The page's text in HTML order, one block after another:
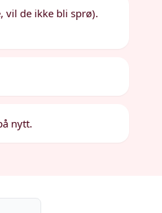
vil de ikke bli sprø).
nytt.